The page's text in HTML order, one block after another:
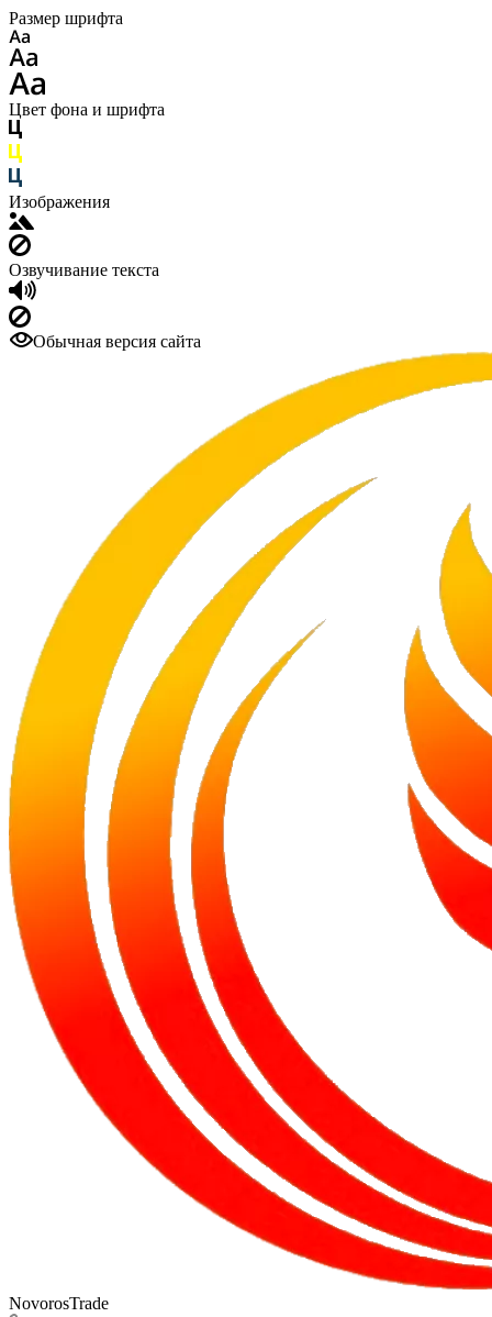
Размер шрифта
Цвет фона и шрифта
Изображения
Озвучивание текста
Обычная версия сайта
NovorosTrade